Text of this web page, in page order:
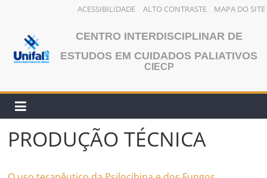
ACESSIBILIDADE ALTO CONTRASTE MAPA DO SITE
CENTRO INTERDISCIPLINAR DE
ESTUDOS EM CUIDADOS PALIATIVOS
CIECP
PRODUÇÃO TÉCNICA